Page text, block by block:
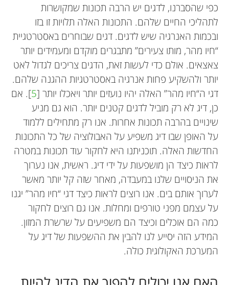
כפי שהסברנו, לדגים יש הרבה תכונות שמקושרות
לתהליכי החיים שלהם. התכונות האלה תלויות זו בזו
ובכמות האנרגיה שיש לדגים. דגים שבוחרים באסטרטגיית
“חיו מהר, מותו צעירים” מתבגרים מוקדם ומעמידים יותר
צאצאים. אולם כדי לעשות זאת, הדגים צריכים לגדול לאט
יותר ולהשקיע פחות אנרגיה באסטרטגיות ההגנה שלהם.
דגי ה“חיו מהר” האלה יהיו נועזים יותר ויאכלו יותר [5]. אם
כן, דיג לא רק מוביל לדגים קטנים יותר. הוא גם מניע
שינויים בהרבה תכונות אחרות. אנו רק מתחילים ללמוד
על האופן שבו דיג משפיע על האבולוציה של כל התכונות
החדשות האלה. תוכניתנו היא לחקור עוד תכונות במטרה
לראות כיצד הן מושפעות על ידי דיג. ראשית, אנו נערוך
את הניסויים שלנו במעבדה, מאחר שזה קל יותר מאשר
לערוך אותם בים. אנו רוצים לראות כיצד דגי “חיו מהר” יגנו
על עצמם מפני טורפים ומחלות. אנו גם רוצים לחקור
כמה הם אוכלים וכיצד הם משפיעים על שרשרת המזון.
המידע הזה יסייע לנו להבין את ההשפעות של דיג על
המערכת האקולוגית כולה.